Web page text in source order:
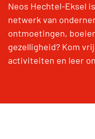
Neos Hechtel-Eksel
netwerk van
ontmoetingen,
gezelligheid? Kom
activiteiten en leer